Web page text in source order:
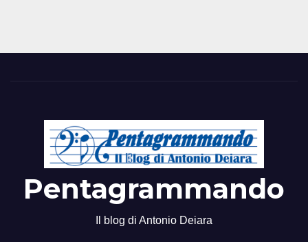
Pentagrammando
Il blog di Antonio Deiara